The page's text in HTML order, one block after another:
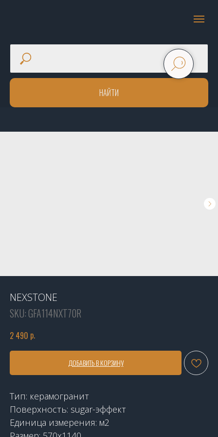
НАЙТИ
NEXSTONE
SKU:GFA114NXT70R
2 490 р.
ДОБАВИТЬ В КОРЗИНУ
Тип: керамогранит
Поверхность: sugar-эффект
Единица измерения: м2